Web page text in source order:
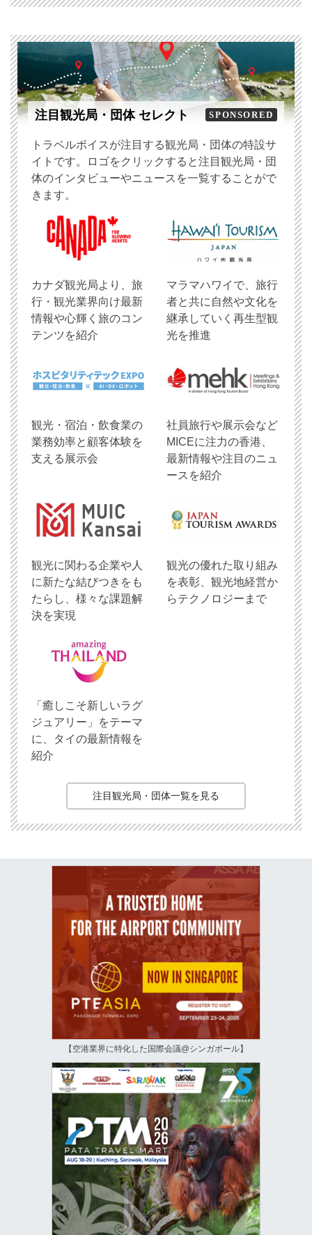
注目観光局・団体 セレクト SPONSORED
トラベルボイスが注目する観光局・団体の特設サ
イトです。ロゴをクリックすると注目観光局・団
体のインタビューやニュースを一覧することがで
きます。
​カナダ観光局より、旅
行・観光業界向け最新
情報や心輝く旅のコン
テンツを紹介
マラマハワイで、旅行
者と共に自然や文化を
継承していく再生型観
光を推進
観光・宿泊・飲食業の
業務効率と顧客体験を
支える展示会
社員旅行や展示会など
MICEに注力の香港、
最新情報や注目のニュ
ースを紹介
観光に関わる企業や人
に新たな結びつきをも
たらし、様々な課題解
決を実現
観光の優れた取り組み
を表彰、観光地経営か
らテクノロジーまで
「癒しこそ新しいラグ
ジュアリー」をテーマ
に、タイの最新情報を
紹介
注目観光局・団体一覧を見る
【空港業界に特化した国際会議@シンガポール】